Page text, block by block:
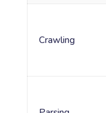
Crawling